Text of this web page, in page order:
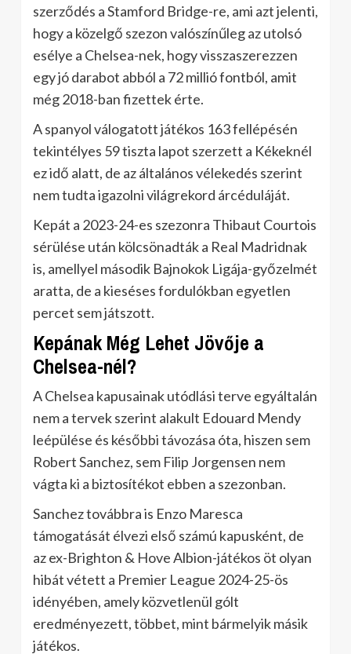
szerződés a Stamford Bridge-re, ami azt jelenti,
hogy a közelgő szezon valószínűleg az utolsó
esélye a Chelsea-nek, hogy visszaszerezzen
egy jó darabot abból a 72 millió fontból, amit
még 2018-ban fizettek érte.
A spanyol válogatott játékos 163 fellépésén
tekintélyes 59 tiszta lapot szerzett a Kékeknél
ez idő alatt, de az általános vélekedés szerint
nem tudta igazolni világrekord árcéduláját.
Kepát a 2023-24-es szezonra Thibaut Courtois
sérülése után kölcsönadták a Real Madridnak
is, amellyel második Bajnokok Ligája-győzelmét
aratta, de a kieséses fordulókban egyetlen
percet sem játszott.
Kepának Még Lehet Jövője a
Chelsea-nél?
A Chelsea kapusainak utódlási terve egyáltalán
nem a tervek szerint alakult Edouard Mendy
leépülése és későbbi távozása óta, hiszen sem
Robert Sanchez, sem Filip Jorgensen nem
vágta ki a biztosítékot ebben a szezonban.
Sanchez továbbra is Enzo Maresca
támogatását élvezi első számú kapusként, de
az ex-Brighton & Hove Albion-játékos öt olyan
hibát vétett a Premier League 2024-25-ös
idényében, amely közvetlenül gólt
eredményezett, többet, mint bármelyik másik
játékos.